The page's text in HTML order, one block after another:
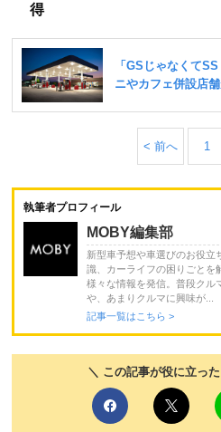
得
< 前へ 1
執筆者プロフィール
MOBY編集部
新型車予想や車選びのお役立
識、カーライフの困りごとを
様々な情報を発信。普段クル
や、あまりクルマに興味が...
記事一覧はこちら >
＼ この記事が役に立っ